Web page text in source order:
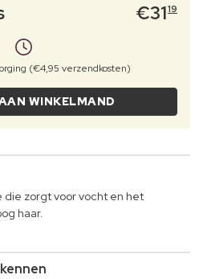
€3119
(€4,95 verzendkosten)
WINKELMAND
zorgt voor vocht en het
haar.